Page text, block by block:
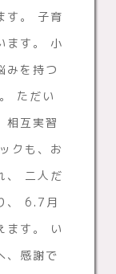
す。 子育
ます。 小
みを持つ
ただい
相互実習
クも、お
、 二人だ
、 6.7月
ます。 い
、感謝で